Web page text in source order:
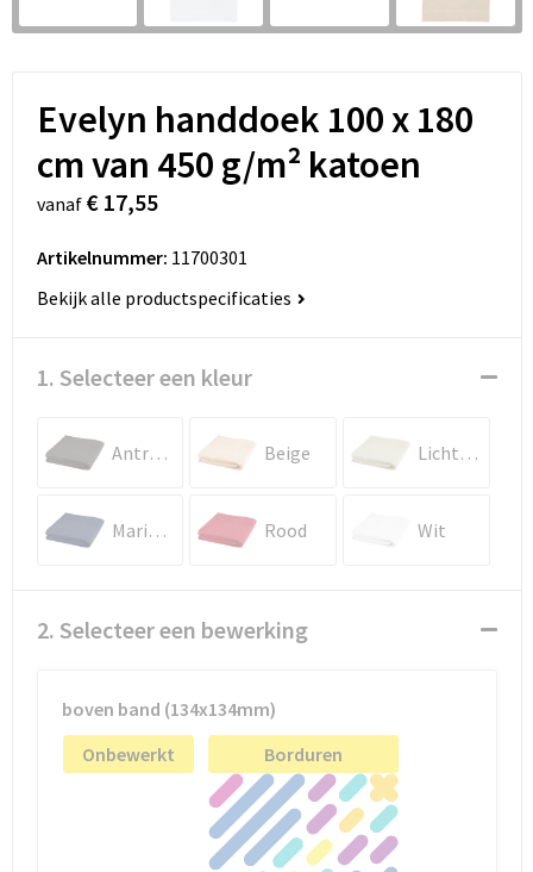
Evelyn handdoek 100 x 180
cm van 450 g/m² katoen
vanaf € 17,55
Artikelnummer: 11700301
Bekijk alle productspecificaties
1. Selecteer een kleur
Antraciet Beige Lichtgrijs
Marineblauw Rood Wit
2. Selecteer een bewerking
boven band (134x134mm)
Onbewerkt
Borduren